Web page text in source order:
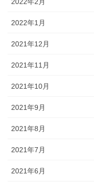
2022年1月
2021年12月
2021年11月
2021年10月
2021年9月
2021年8月
2021年7月
2021年6月